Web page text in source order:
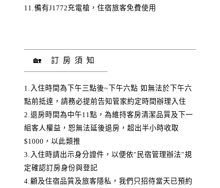
11.備有J1772充電槍，住宿旅客免費使用
🏡 訂房須知
1.入住時間為下午三點後~下午六點 如無法於下午六
點前抵達，請務必提前告知管家約定時間辦理入住
2.退房時間為中午11點，為維持客房清潔品質及下一
組客人權益，恕無法延後退房，超出半小時收取
$1000，以此類推
3.入住時請出示身分證件，以便依"民宿管理辦法"規
定確認訂房身份與登記
4.顧及住宿品質及旅客隱私，我們只招待當天已預約